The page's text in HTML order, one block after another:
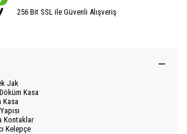
256 Bit SSL ile Güvenli Alışveriş
Jak
Kasa
Kasa
Kontaklar
Kelepçe